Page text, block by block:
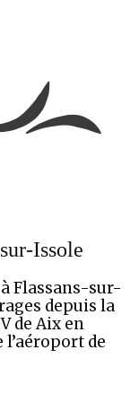
Issole
Flassans-sur-
depuis la
de Aix en
l’aéroport de